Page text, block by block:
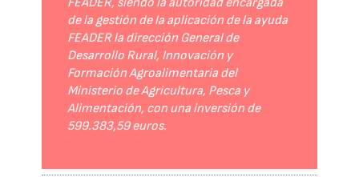
FEADER, siendo la autoridad encargada
de la gestión de la aplicación de la ayuda
FEADER la dirección General de
Desarrollo Rural, Innovación y
Formación Agroalimentaria del
Ministerio de Agricultura, Pesca y
Alimentación, con una inversión de
599.383,59 euros.